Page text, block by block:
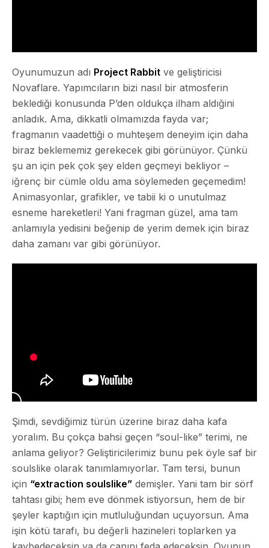
Oyunumuzun adı Project Rabbit ve geliştiricisi
Novaflare. Yapımcıların bizi nasıl bir atmosferin
beklediği konusunda P’den oldukça ilham aldığini
anladık. Ama, dikkatli olmamızda fayda var;
fragmanın vaadettiği o muhteşem deneyim için daha
biraz beklememiz gerekecek gibi görünüyor. Çünkü
şu an için pek çok şey elden geçmeyi bekliyor –
iğrenç bir cümle oldu ama söylemeden geçemedim!
Animasyonlar, grafikler, ve tabii ki o unutulmaz
esneme hareketleri! Yani fragman güzel, ama tam
anlamıyla yedisini beğenip de yerim demek için biraz
daha zamanı var gibi görünüyor.
Şimdi, sevdiğimiz türün üzerine biraz daha kafa
yoralım. Bu çokça bahsi geçen “soul-like” terimi, ne
anlama geliyor? Geliştiricilerimiz bunu pek öyle saf bir
soulslike olarak tanımlamıyorlar. Tam tersi, bunun
için “extraction soulslike” demişler. Yani tam bir sörf
tahtası gibi; hem eve dönmek istiyorsun, hem de bir
şeyler kaptığın için mutluluğundan uçuyorsun. Ama
işin kötü tarafı, bu değerli hazineleri toplarken ya